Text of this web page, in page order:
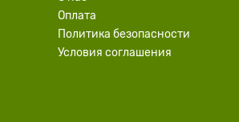
Оплата
Политика безопасности
Условия соглашения